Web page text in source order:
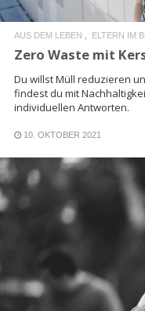
AUS DEM LEBEN ELTERN IM
Zero Waste mit
Du willst Müll reduzieren
findest du mit
individuellen Antworten.
10. OKTOBER 2021